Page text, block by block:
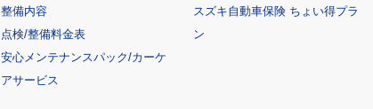
整備内容
点検/整備料金表
安心メンテナンスパック/カーケ
アサービス
スズキ自動車保険 ちょい得プラ
ン